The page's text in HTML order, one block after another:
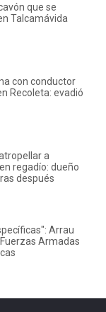
que se
Talcamávida
con conductor
Recoleta: evadió
a
regadío: dueño
después
Arrau
Armadas